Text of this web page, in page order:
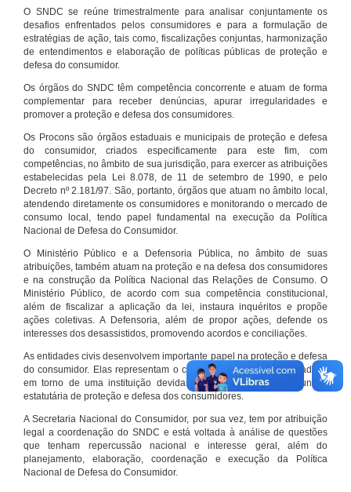
O SNDC se reúne trimestralmente para analisar conjuntamente os
desafios enfrentados pelos consumidores e para a formulação de
estratégias de ação, tais como, fiscalizações conjuntas, harmonização
de entendimentos e elaboração de políticas públicas de proteção e
defesa do consumidor.
Os órgãos do SNDC têm competência concorrente e atuam de forma
complementar para receber denúncias, apurar irregularidades e
promover a proteção e defesa dos consumidores.
Os Procons são órgãos estaduais e municipais de proteção e defesa
do consumidor, criados especificamente para este fim, com
competências, no âmbito de sua jurisdição, para exercer as atribuições
estabelecidas pela Lei 8.078, de 11 de setembro de 1990, e pelo
Decreto nº 2.181/97. São, portanto, órgãos que atuam no âmbito local,
atendendo diretamente os consumidores e monitorando o mercado de
consumo local, tendo papel fundamental na execução da Política
Nacional de Defesa do Consumidor.
O Ministério Público e a Defensoria Pública, no âmbito de suas
atribuições, também atuam na proteção e na defesa dos consumidores
e na construção da Política Nacional das Relações de Consumo. O
Ministério Público, de acordo com sua competência constitucional,
além de fiscalizar a aplicação da lei, instaura inquéritos e propõe
ações coletivas. A Defensoria, além de propor ações, defende os
interesses dos desassistidos, promovendo acordos e conciliações.
As entidades civis desenvolvem importante papel na proteção e defesa
do consumidor. Elas representam o conjunto organizado de cidadãos
em torno de uma instituição devidamente registrada e com função
estatutária de proteção e defesa dos consumidores.
A Secretaria Nacional do Consumidor, por sua vez, tem por atribuição
legal a coordenação do SNDC e está voltada à análise de questões
que tenham repercussão nacional e interesse geral, além do
planejamento, elaboração, coordenação e execução da Política
Nacional de Defesa do Consumidor.